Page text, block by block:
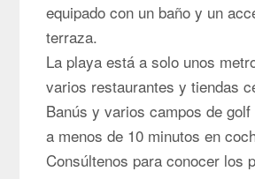
equipado con un baño y un
terraza.
La playa está a solo unos
varios restaurantes y tiendas
Banús y varios campos de
a menos de 10 minutos en
Consúltenos para conocer los